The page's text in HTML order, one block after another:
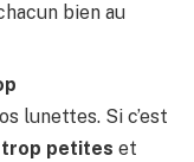
bien au
lunettes. Si c’est
trop petites et